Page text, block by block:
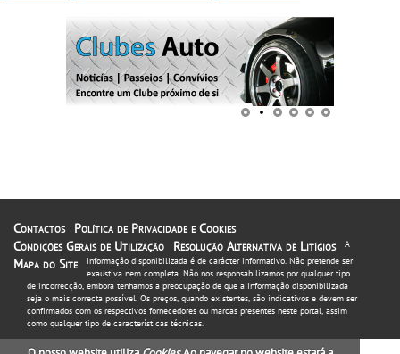
Contactos
Política de Privacidade e Cookies
Condições Gerais de Utilização
Resolução Alternativa de Litígios
Mapa do Site
A
informação disponibilizada é de carácter informativo. Não pretende ser
exaustiva nem completa. Não nos responsabilizamos por qualquer tipo
de incorrecção, embora tenhamos a preocupação de que a informação disponibilizada
seja o mais correcta possível. Os preços, quando existentes, são indicativos e devem ser
confirmados com os respectivos fornecedores ou marcas presentes neste portal, assim
como qualquer tipo de características técnicas.